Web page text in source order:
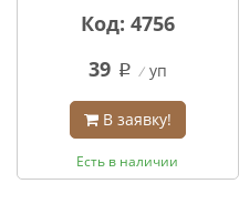
Код: 4756
39 q уп
В заявку!
Есть в наличии